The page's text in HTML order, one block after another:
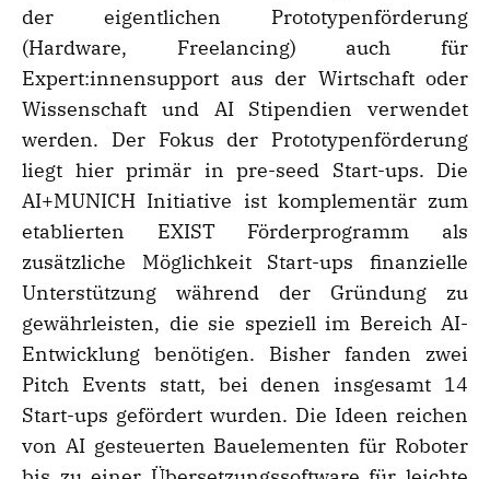
der eigentlichen Prototypenförderung
(Hardware, Freelancing) auch für
Expert:innensupport aus der Wirtschaft oder
Wissenschaft und AI Stipendien verwendet
werden. Der Fokus der Prototypenförderung
liegt hier primär in pre-seed Start-ups. Die
AI+MUNICH Initiative ist komplementär zum
etablierten EXIST Förderprogramm als
zusätzliche Möglichkeit Start-ups finanzielle
Unterstützung während der Gründung zu
gewährleisten, die sie speziell im Bereich AI-
Entwicklung benötigen. Bisher fanden zwei
Pitch Events statt, bei denen insgesamt 14
Start-ups gefördert wurden. Die Ideen reichen
von AI gesteuerten Bauelementen für Roboter